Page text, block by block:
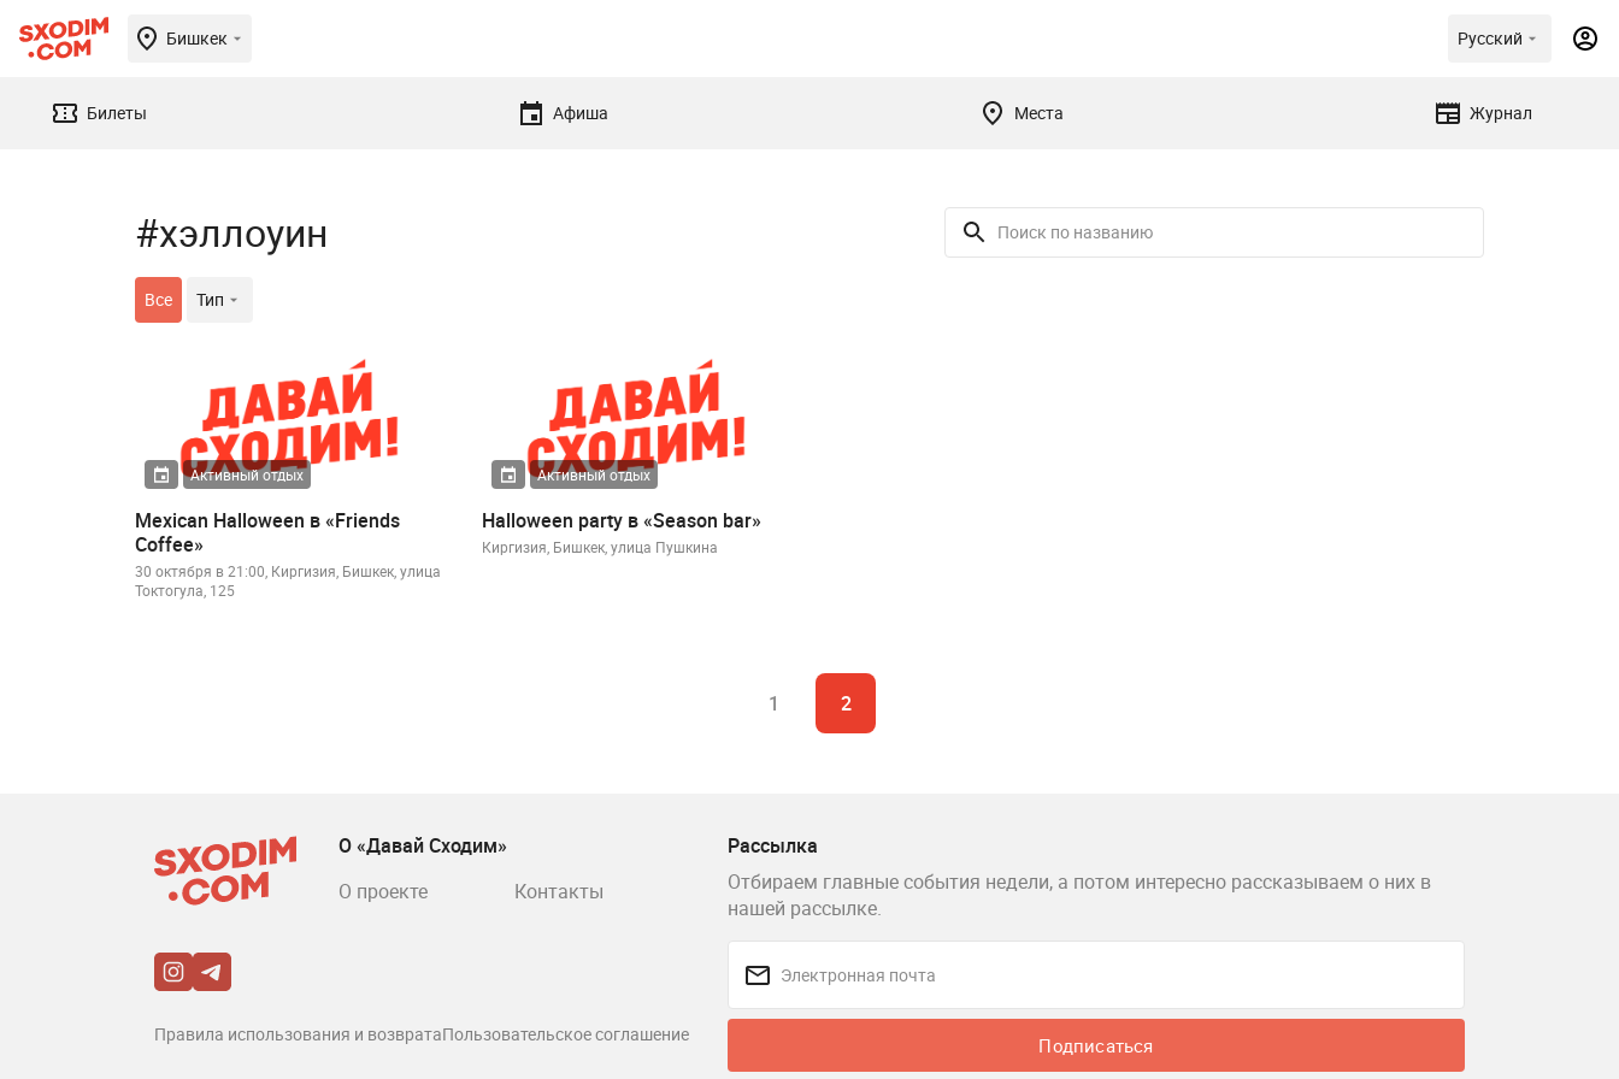
Бишкек Русский
Билеты Афиша Места Журнал
#хэллоуин
Все Тип
Активный отдых
Mexican Halloween в «Friends
Coffee»
30 октября в 21:00, Киргизия, Бишкек, улица
Токтогула, 125
Активный отдых
Halloween party в «Season bar»
Киргизия, Бишкек, улица Пушкина
1 2
Рассылка
Отбираем главные события недели, а потом интересно рассказываем о них в
нашей рассылке.
Подписаться
О «Давай Сходим»
О проекте
Контакты
Правила использования и возвратаПользовательское соглашение